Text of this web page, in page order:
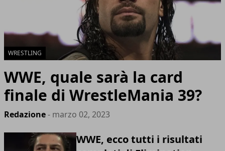
WRESTLING
WWE, quale sarà la card
finale di WrestleMania 39?
Redazione- marzo 02, 2023
WWE, ecco tutti i risultati